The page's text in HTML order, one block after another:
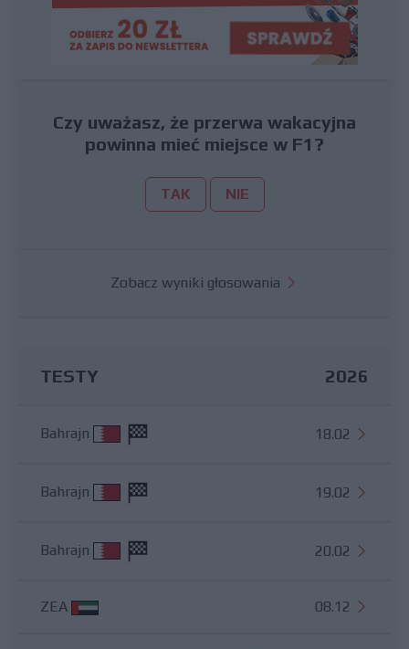
Czy uważasz, że przerwa wakacyjna
powinna mieć miejsce w F1?
TAK NIE
Zobacz wyniki głosowania
TESTY 2026
Bahrajn 18.02
Bahrajn 19.02
Bahrajn 20.02
ZEA 08.12